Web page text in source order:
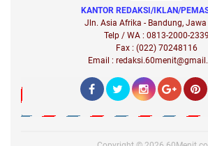
KANTOR REDAKSI/IKLAN/
Jln. Asia Afrika - Bandung, Jawa
Telp / WA : 0813-2000-2339
Fax : (022) 70248116
Email :